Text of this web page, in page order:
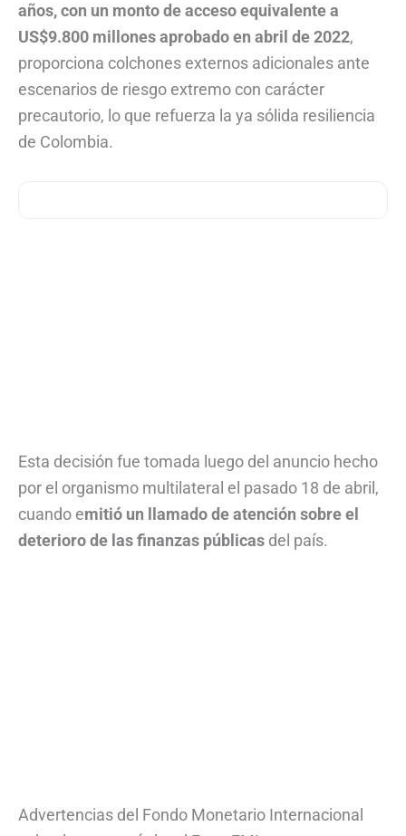
años, con un monto de acceso equivalente a
US$9.800 millones aprobado en abril de 2022,
proporciona colchones externos adicionales ante
escenarios de riesgo extremo con carácter
precautorio, lo que refuerza la ya sólida resiliencia
de Colombia.
Esta decisión fue tomada luego del anuncio hecho
por el organismo multilateral el pasado 18 de abril,
cuando emitió un llamado de atención sobre el
deterioro de las finanzas públicas del país.
Advertencias del Fondo Monetario Internacional